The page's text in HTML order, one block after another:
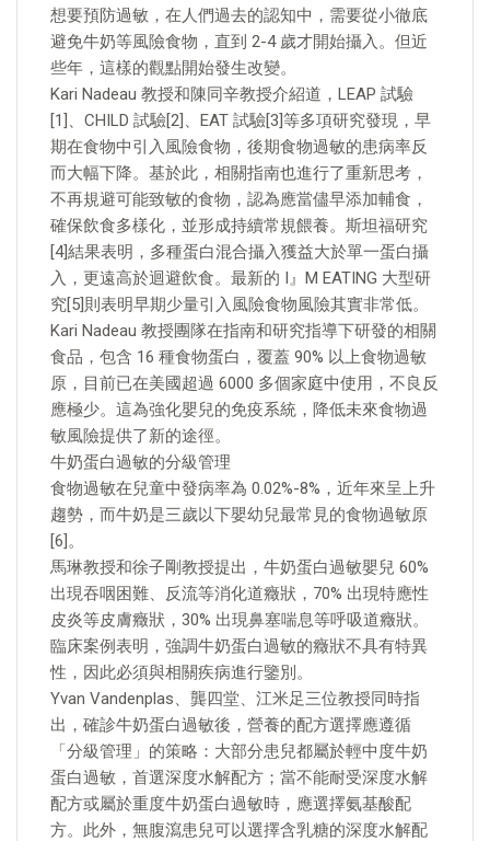
想要預防過敏，在人們過去的認知中，需要從小徹底
避免牛奶等風險食物，直到 2-4 歲才開始攝入。但近
些年，這樣的觀點開始發生改變。
Kari Nadeau 教授和陳同辛教授介紹道，LEAP 試驗
[1]、CHILD 試驗[2]、EAT 試驗[3]等多項研究發現，早
期在食物中引入風險食物，後期食物過敏的患病率反
而大幅下降。基於此，相關指南也進行了重新思考，
不再規避可能致敏的食物，認為應當儘早添加輔食，
確保飲食多樣化，並形成持續常規餵養。斯坦福研究
[4]結果表明，多種蛋白混合攝入獲益大於單一蛋白攝
入，更遠高於迴避飲食。最新的 I』M EATING 大型研
究[5]則表明早期少量引入風險食物風險其實非常低。
Kari Nadeau 教授團隊在指南和研究指導下研發的相關
食品，包含 16 種食物蛋白，覆蓋 90% 以上食物過敏
原，目前已在美國超過 6000 多個家庭中使用，不良反
應極少。這為強化嬰兒的免疫系統，降低未來食物過
敏風險提供了新的途徑。
牛奶蛋白過敏的分級管理
食物過敏在兒童中發病率為 0.02%-8%，近年來呈上升
趨勢，而牛奶是三歲以下嬰幼兒最常見的食物過敏原
[6]。
馬琳教授和徐子剛教授提出，牛奶蛋白過敏嬰兒 60%
出現吞咽困難、反流等消化道癥狀，70% 出現特應性
皮炎等皮膚癥狀，30% 出現鼻塞喘息等呼吸道癥狀。
臨床案例表明，強調牛奶蛋白過敏的癥狀不具有特異
性，因此必須與相關疾病進行鑒別。
Yvan Vandenplas、龔四堂、江米足三位教授同時指
出，確診牛奶蛋白過敏後，營養的配方選擇應遵循
「分級管理」的策略：大部分患兒都屬於輕中度牛奶
蛋白過敏，首選深度水解配方；當不能耐受深度水解
配方或屬於重度牛奶蛋白過敏時，應選擇氨基酸配
方。此外，無腹瀉患兒可以選擇含乳糖的深度水解配